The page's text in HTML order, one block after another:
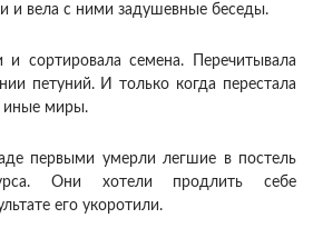
и вела с ними задушевные беседы.
сортировала семена. Перечитывала
петуний. И только когда перестала
иные миры.
первыми умерли легшие в постель
Они хотели продлить себе
его укоротили.